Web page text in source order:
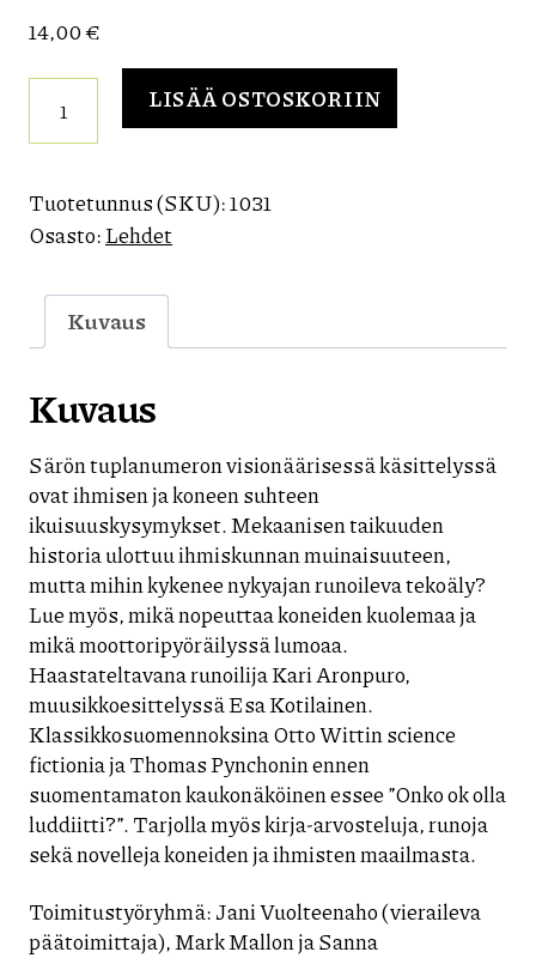
14,00€
Särö
24
Ihminen
ja
LISÄÄ OSTOSKORIIN
Tuotetunnus (SKU):1031
Osasto:Lehdet
Kuvaus
Kuvaus
Särön tuplanumeron visionäärisessä käsittelyssä
ovat ihmisen ja koneen suhteen
ikuisuuskysymykset. Mekaanisen taikuuden
historia ulottuu ihmiskunnan muinaisuuteen,
mutta mihin kykenee nykyajan runoileva tekoäly?
Lue myös, mikä nopeuttaa koneiden kuolemaa ja
mikä moottoripyöräilyssä lumoaa.
Haastateltavana runoilija Kari Aronpuro,
muusikkoesittelyssä Esa Kotilainen.
Klassikkosuomennoksina Otto Wittin science
fictionia ja Thomas Pynchonin ennen
suomentamaton kaukonäköinen essee ”Onko ok olla
luddiitti?”. Tarjolla myös kirja-arvosteluja, runoja
sekä novelleja koneiden ja ihmisten maailmasta.
Toimitustyöryhmä: Jani Vuolteenaho (vieraileva
päätoimittaja), Mark Mallon ja Sanna